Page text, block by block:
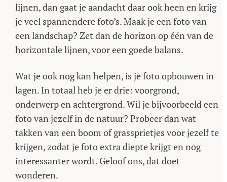
lijnen, dan gaat je aandacht daar ook heen en krijg
je veel spannendere foto’s. Maak je een foto van
een landschap? Zet dan de horizon op één van de
horizontale lijnen, voor een goede balans.
Wat je ook nog kan helpen, is je foto opbouwen in
lagen. In totaal heb je er drie: voorgrond,
onderwerp en achtergrond. Wil je bijvoorbeeld een
foto van jezelf in de natuur? Probeer dan wat
takken van een boom of grassprietjes voor jezelf te
krijgen, zodat je foto extra diepte krijgt en nog
interessanter wordt. Geloof ons, dat doet
wonderen.